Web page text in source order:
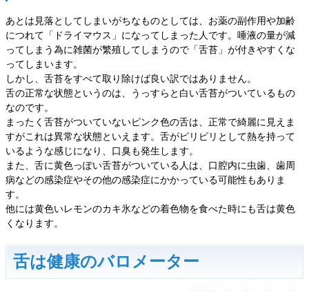
あとは見落としてしまいがちなものとしては、お薬の副作用や加齢
につれて「ドライマウス」になってしまった人です。唾液の量が減
ってしまう為に雑菌が繁殖してしまうので「舌苔」が付きやすくな
ってしまいます。
しかし、舌苔をすべて取り除けば良い訳ではありません。
舌の正常な状態というのは、うっすらと白い舌苔がついているもの
なのです。
まったく舌苔がついていないピンク色の舌は、正常で綺麗に見えま
すがこれは異常な状態といえます。舌がピリピリとして熱を持って
いるような感じになり、口臭も発生します。
また、舌に黄色っぽい舌苔がついている人は、口腔内に虫歯、歯周
病などの感染症やその他の感染症にかかっている可能性もありま
す。
他には黄色いレモンのカキ氷などの着色物を食べた時にも舌は黄色
くなります。
舌は健康のバロメーター